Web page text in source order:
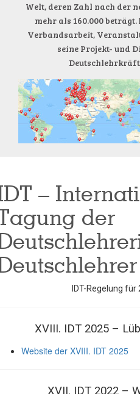
Welt, deren Zahl nach der
mehr als 160.000
Verbandsarbeit,
seine Projekt- und
–
der
IDT-Regelung
XVIII. IDT 2025 –
Website der XVIII. IDT 2025
XVII. IDT 2022 –